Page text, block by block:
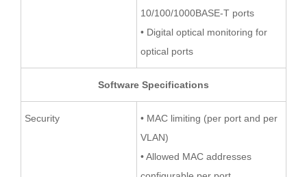
10/100/1000BASE-T ports
• Digital optical monitoring for
optical ports
Software Specifications
Security
• MAC limiting (per port and per
VLAN)
• Allowed MAC addresses